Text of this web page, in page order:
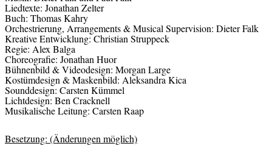
Liedtexte: Jonathan Zelter
Buch: Thomas Kahry
Orchestrierung, Arrangements & Musical Supervision: Dieter Falk
Kreative Entwicklung: Christian Struppeck
Regie: Alex Balga
Choreografie: Jonathan Huor
Bühnenbild & Videodesign: Morgan Large
Kostümdesign & Maskenbild: Aleksandra Kica
Sounddesign: Carsten Kümmel
Lichtdesign: Ben Cracknell
Musikalische Leitung: Carsten Raap
Besetzung: (Änderungen möglich)